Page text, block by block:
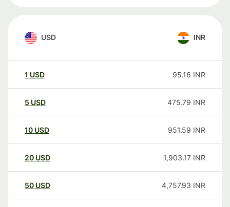
USD INR
1 USD 95.16 INR
5 USD 475.79 INR
10 USD 951.59 INR
20 USD 1,903.17 INR
50 USD 4,757.93 INR